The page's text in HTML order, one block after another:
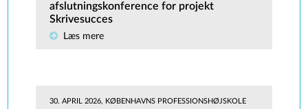
afslutningskonference for projekt
Skrivesucces
Læs mere
30. APRIL 2026, KØBENHAVNS PROFESSIONSHØJSKOLE